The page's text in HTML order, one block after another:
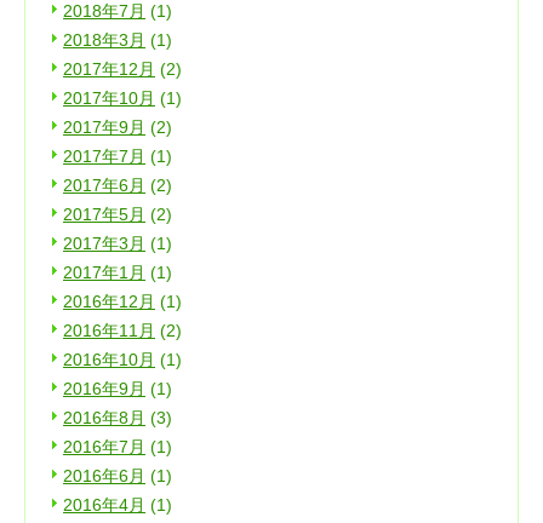
2018年7月 (1)
2018年3月 (1)
2017年12月 (2)
2017年10月 (1)
2017年9月 (2)
2017年7月 (1)
2017年6月 (2)
2017年5月 (2)
2017年3月 (1)
2017年1月 (1)
2016年12月 (1)
2016年11月 (2)
2016年10月 (1)
2016年9月 (1)
2016年8月 (3)
2016年7月 (1)
2016年6月 (1)
2016年4月 (1)